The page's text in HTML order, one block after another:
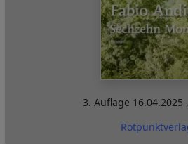
3. Auflage 16.04.2025 ,